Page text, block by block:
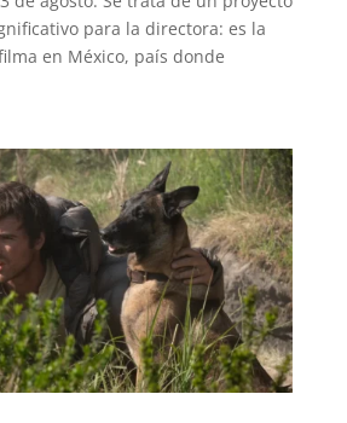
para la directora: es la
en México, país donde